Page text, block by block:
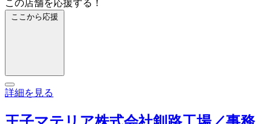
この店舗を応援する！
ここから応援
詳細を見る